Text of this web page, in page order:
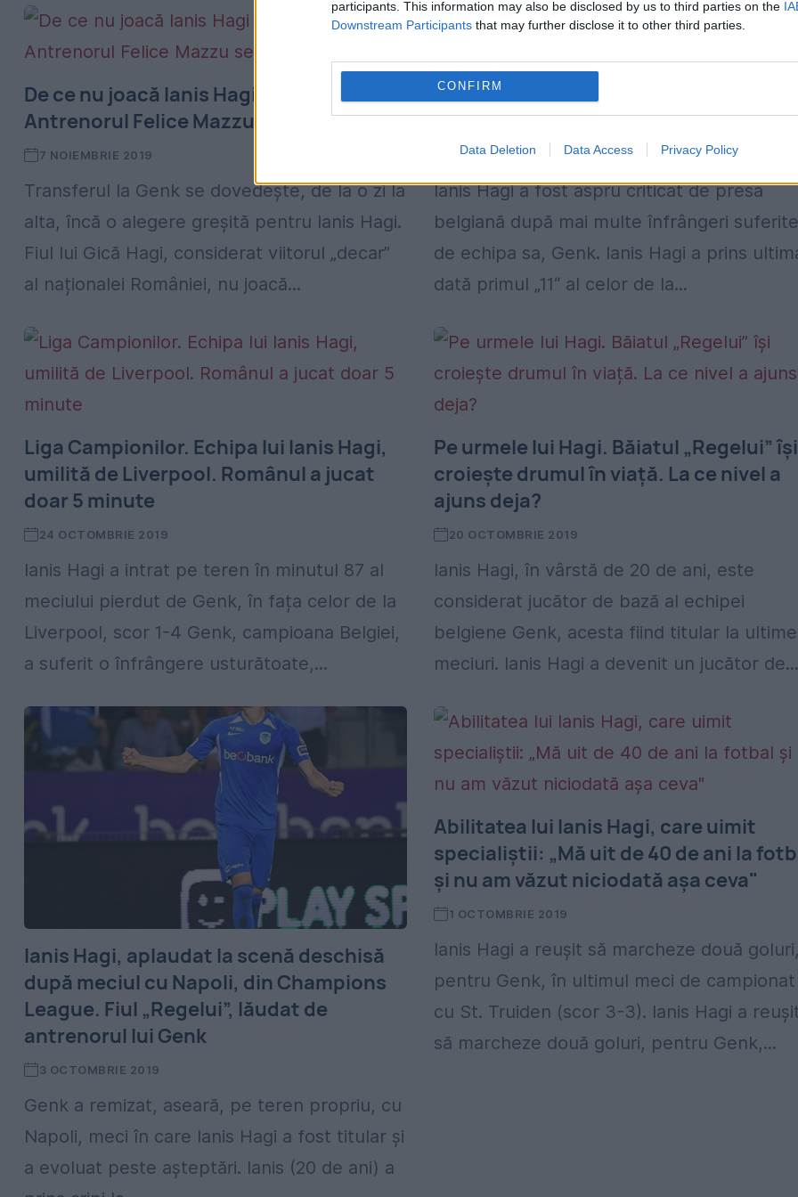
participants. This information may also be disclosed by us to third parties on the
Downstream Participants that may further disclose it to other third parties.
CONFIRM
Data Deletion Data Access Privacy Policy
De ce nu joacă Ianis Hagi la Genk!
Antrenorul Felice Mazzu se răzbună
7 NOIEMBRIE 2019
Transferul la Genk se dovedește, de la o zi la
alta, încă o alegere greșită pentru Ianis Hagi.
Fiul lui Gică Hagi, considerat viitorul „decar”
al naționalei României, nu joacă...
Ianis Hagi, „atacat” de jurnaliști.
Evoluție proastă la Genk
4 NOIEMBRIE 2019
Ianis Hagi a fost aspru criticat de presa
belgiană după mai multe înfrângeri suferite
de echipa sa, Genk. Ianis Hagi a prins
dată primul „11“ al celor de la...
Liga Campionilor. Echipa lui Ianis Hagi,
umilită de Liverpool. Românul a jucat
doar 5 minute
24 OCTOMBRIE 2019
Ianis Hagi a intrat pe teren în minutul 87 al
meciului pierdut de Genk, în fața celor de la
Liverpool, scor 1-4 Genk, campioana Belgiei,
a suferit o înfrângere usturătoate,...
Pe urmele lui Hagi. Băiatul „Regelui” își
croiește drumul în viață. La ce nivel a
ajuns deja?
20 OCTOMBRIE 2019
Ianis Hagi, în vârstă de 20 de ani, este
considerat jucător de bază al echipei
belgiene Genk, acesta fiind titular la
meciuri. Ianis Hagi a devenit un jucător de...
Ianis Hagi, aplaudat la scenă deschisă
după meciul cu Napoli, din Champions
League. Fiul „Regelui”, lăudat de
antrenorul lui Genk
3 OCTOMBRIE 2019
Genk a remizat, aseară, pe teren propriu, cu
Napoli, meci în care Ianis Hagi a fost titular și
a evoluat peste așteptări. Ianis (20 de ani) a
Abilitatea lui Ianis Hagi, care uimit
specialiștii: „Mă uit de 40 de ani la
și nu am văzut niciodată așa ceva"
1 OCTOMBRIE 2019
Ianis Hagi a reușit să marcheze două goluri,
pentru Genk, în ultimul meci de campionat
cu St. Truiden (scor 3-3). Ianis Hagi a
să marcheze două goluri, pentru Genk,...